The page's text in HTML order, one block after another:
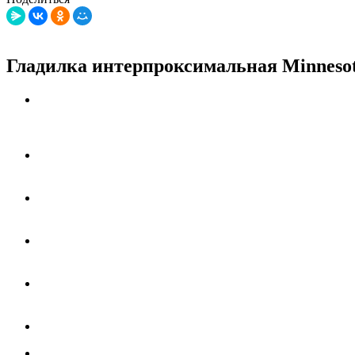
Гладилка интерпроксимальная